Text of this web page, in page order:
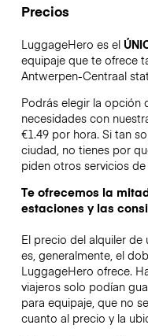
Precios
LuggageHero es el
equipaje que te ofrece
Antwerpen-Centraal
Podrás elegir la opción
necesidades con
€1.49 por hora. Si tan
ciudad, no tienes por
piden otros servicios
Te ofrecemos la
estaciones y las
El precio del alquiler
es, generalmente, el
LuggageHero ofrece.
viajeros solo podían
para equipaje, que no
cuanto al precio y la